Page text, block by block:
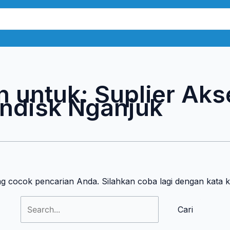
untuk: Suplier
Nganjuk
cocok pencarian Anda. Silahkan coba lagi dengan kata
Cari